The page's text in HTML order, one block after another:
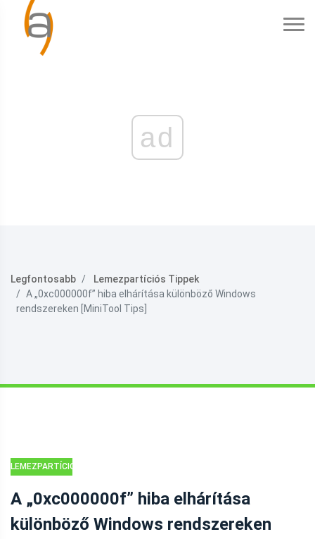
ad
Legfontosabb
Lemezpartíciós Tippek
A „0xc000000f” hiba elhárítása különböző Windows
rendszereken [MiniTool Tips]
LEMEZPARTÍCIÓS
A „0xc000000f” hiba elhárítása
különböző Windows rendszereken